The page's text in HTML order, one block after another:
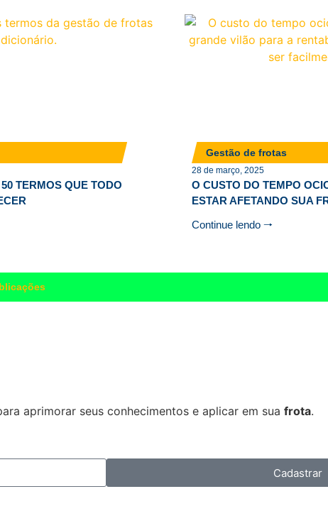
TERMOS QUE TODO
Gestão de frotas
28 de março, 2025
O CUSTO DO TEMPO
ESTAR AFETANDO SUA
Continue lendo 🠒
aprimorar seus conhecimentos e aplicar em sua frota.
Cadastrar